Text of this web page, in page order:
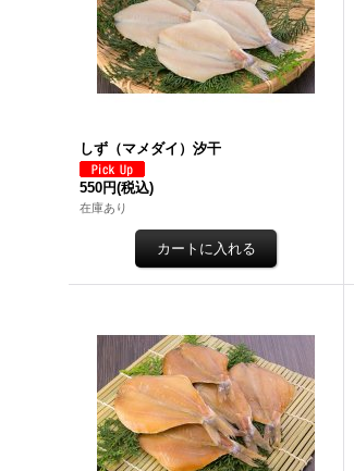
しず（マメダイ）汐干
550円(税込)
在庫あり